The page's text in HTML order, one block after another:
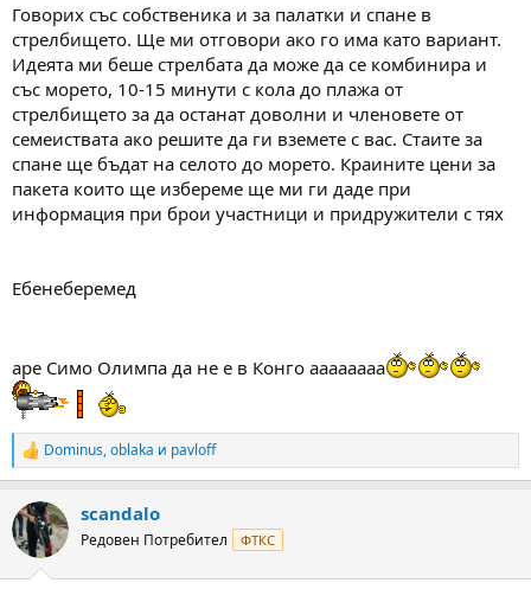
Говорих със собственика и за палатки и спане в
стрелбището. Ще ми отговори ако го има като вариант.
Идеята ми беше стрелбата да може да се комбинира и
със морето, 10-15 минути с кола до плажа от
стрелбището за да останат доволни и членовете от
семеиствата ако решите да ги вземете с вас. Стаите за
спане ще бъдат на селото до морето. Краините цени за
пакета които ще избереме ще ми ги даде при
информация при брои участници и придружители с тях
Ебенеберемед
аре Симо Олимпа да не е в Конго аааааааа
R
e
c
t
i
Dominus,oblaka и pavloff
scandalo
Редовен Потребител ФТКС